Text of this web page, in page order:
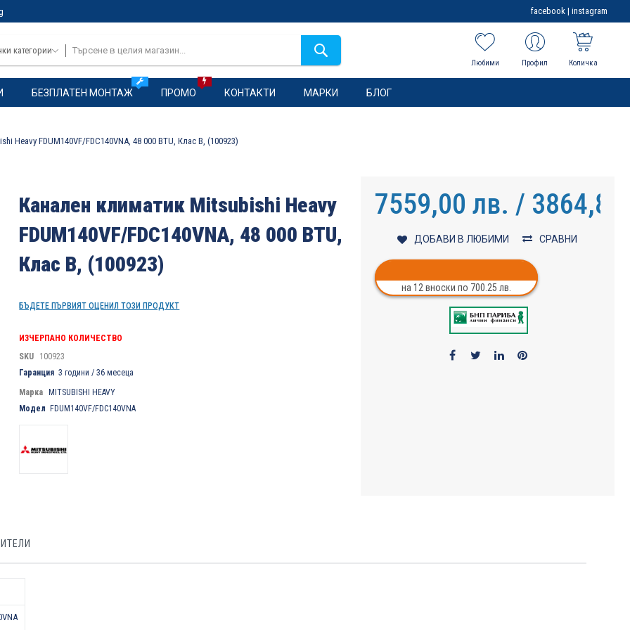
facebook | instagram
категории
Любими Профил Количка
БЕЗПЛАТЕН МОНТАЖ ПРОМО КОНТАКТИ МАРКИ БЛОГ
Heavy FDUM140VF/FDC140VNA, 48 000 BTU, Клас B, (100923)
Канален климатик Mitsubishi Heavy
FDUM140VF/FDC140VNA, 48 000 BTU,
Клас B, (100923)
БЪДЕТЕ ПЪРВИЯТ ОЦЕНИЛ ТОЗИ ПРОДУКТ
ИЗЧЕРПАНО КОЛИЧЕСТВО
SKU
100923
Гаранция 3 години / 36 месеца
Марка MITSUBISHI HEAVY
Модел FDUM140VF/FDC140VNA
7559,00 лв. / 3864,86
ДОБАВИ В ЛЮБИМИ СРАВНИ
на 12 вноски по 700.25 лв.